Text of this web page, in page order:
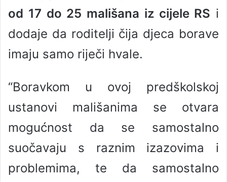
od 17 do 25 mališana iz cijele RS i
dodaje da roditelji čija djeca borave
imaju samo riječi hvale.
“Boravkom u ovoj predškolskoj
ustanovi mališanima se otvara
mogućnost da se samostalno
suočavaju s raznim izazovima i
problemima, te da samostalno